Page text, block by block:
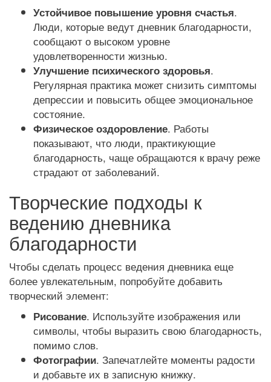
Устойчивое повышение уровня счастья.
Люди, которые ведут дневник благодарности,
сообщают о высоком уровне
удовлетворенности жизнью.
Улучшение психического здоровья.
Регулярная практика может снизить симптомы
депрессии и повысить общее эмоциональное
состояние.
Физическое оздоровление. Работы
показывают, что люди, практикующие
благодарность, чаще обращаются к врачу реже
страдают от заболеваний.
Творческие подходы к
ведению дневника
благодарности
Чтобы сделать процесс ведения дневника еще
более увлекательным, попробуйте добавить
творческий элемент:
Рисование. Используйте изображения или
символы, чтобы выразить свою благодарность,
помимо слов.
Фотографии. Запечатлейте моменты радости
и добавьте их в записную книжку.